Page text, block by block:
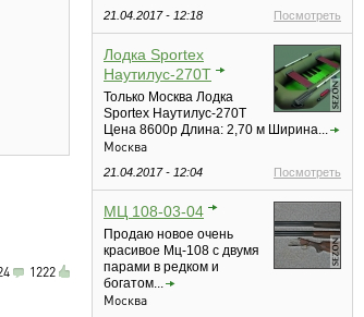
21.04.2017 - 12:18 Посмотреть
Лодка Sportex
Наутилус-270Т
Только Москва Лодка
Sportex Наутилус-270Т
Цена 8600р Длина: 2,70 м Ширина...
Москва
21.04.2017 - 12:04 Посмотреть
МЦ 108-03-04
Продаю новое очень
красивое Мц-108 с двумя
парами в редком и
богатом...
Москва
1222